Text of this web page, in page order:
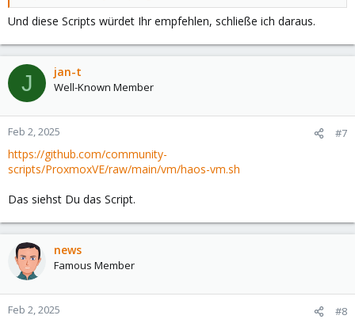
Und diese Scripts würdet Ihr empfehlen, schließe ich daraus.
J jan-t
Well-Known Member
Feb 2, 2025 #7
https://github.com/community-
scripts/ProxmoxVE/raw/main/vm/haos-vm.sh
Das siehst Du das Script.
news
Famous Member
Feb 2, 2025 #8